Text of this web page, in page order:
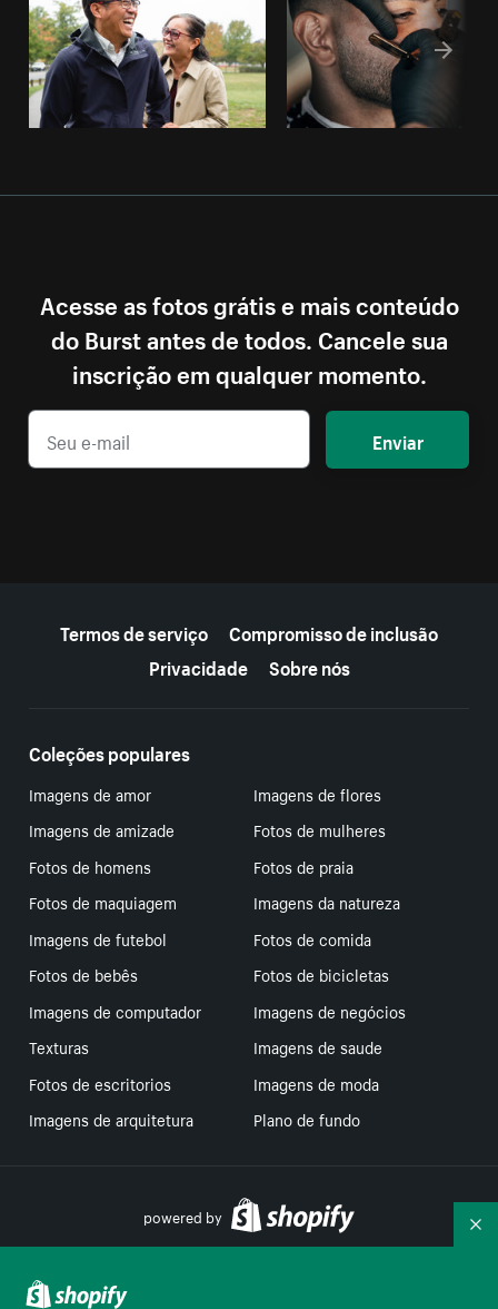
Acesse as fotos grátis e mais conteúdo
do Burst antes de todos. Cancele sua
inscrição em qualquer momento.
Enviar
Termos de serviço
Compromisso de inclusão
Privacidade
Sobre nós
Coleções populares
Imagens de amor
Imagens de flores
Imagens de amizade
Fotos de mulheres
Fotos de homens
Fotos de praia
Fotos de maquiagem
Imagens da natureza
Imagens de futebol
Fotos de comida
Fotos de bebês
Fotos de bicicletas
Imagens de computador
Imagens de negócios
Texturas
Imagens de saude
Fotos de escritorios
Imagens de moda
Imagens de arquitetura
Plano de fundo
powered by